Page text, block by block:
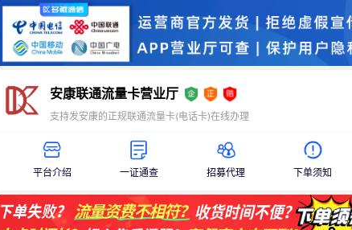
安康联通流量卡营业厅
支持发安康的正规联通流量卡(电话卡)在线办理
平台介绍 一证通查 招募代理 下单须知